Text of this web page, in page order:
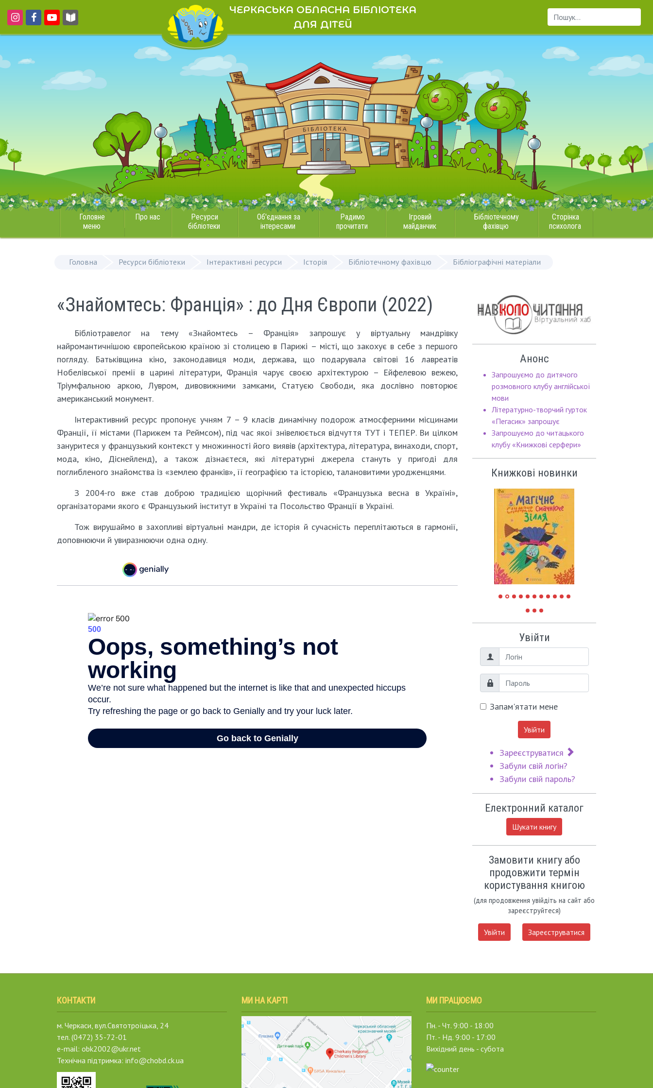
ЧЕРКАСЬКА ОБЛАСНА БІБЛІОТЕКА
ДЛЯ ДІТЕЙ
Пошук...
Головне
меню
Про нас
Ресурси
бібліотеки
Об'єднання за
інтересами
Радимо
прочитати
Ігровий
майданчик
Бібліотечному
фахівцю
Сторінка
психолога
Головна Ресурси бібліотеки Інтерактивні ресурси Історія Бібліотечному фахівцю Бібліографічні матеріали
«Знайомтесь: Франція» : до Дня Європи (2022)
Бібліотравелог на тему «Знайомтесь – Франція» запрошує у віртуальну мандрівку
найромантичнішою європейською країною зі столицею в Парижі – місті, що закохує в себе з першого
погляду. Батьківщина кіно, законодавиця моди, держава, що подарувала світові 16 лавреатів
Нобелівської премії в царині літератури, Франція чарує своєю архітектурою – Ейфелевою вежею,
Тріумфальною аркою, Лувром, дивовижними замками, Статуєю Свободи, яка дослівно повторює
американський монумент.
Інтерактивний ресурс пропонує учням 7 – 9 класів динамічну подорож атмосферними місцинами
Франції, її містами (Парижем та Реймсом), під час якої знівелюється відчуття ТУТ і ТЕПЕР. Ви цілком
зануритеся у французький контекст у множинності його виявів (архітектура, література, винаходи, спорт,
мода, кіно, Діснейленд), а також дізнаєтеся, які літературні джерела стануть у пригоді для
поглибленого знайомства із «землею франків», її географією та історією, талановитими уродженцями.
З 2004-го вже став доброю традицією щорічний фестиваль «Французька весна в Україні»,
організаторами якого є Французький інститут в Україні та Посольство Франції в Україні.
Тож вирушаймо в захопливі віртуальні мандри, де історія й сучасність переплітаються в гармонії,
доповнюючи й увиразнюючи одна одну.
Анонс
Запрошуємо до дитячого
розмовного клубу англійської
мови
Літературно-творчий гурток
«Пегасик» запрошує
Запрошуємо до читацького
клубу «Книжкові серфери»
Книжкові новинки
Увійти
Логін
Пароль
Запам'ятати мене
Увійти
Зареєструватися
Забули свій логін?
Забули свій пароль?
Електронний каталог
Шукати книгу
Замовити книгу або
продовжити термін
користування книгою
(для продовження увійдіть на сайт або
зареєструйтеся)
Увійти Зареєструватися
КОНТАКТИ
м. Черкаси, вул.Святотроїцька, 24
тел. (0472) 35-72-01
e-mail: obk2002@ukr.net
Технічна підтримка: info@chobd.ck.ua
МИ НА КАРТІ МИ ПРАЦЮЄМО
Пн. - Чт. 9:00 - 18:00
Пт. - Нд. 9:00 - 17:00
Вихідний день - субота